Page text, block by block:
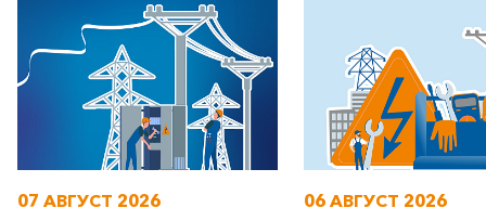
07 АВГУСТ 2026 06 АВГУСТ 2026